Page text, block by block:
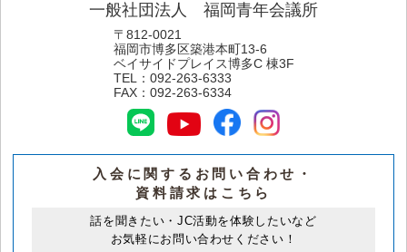
一般社団法人 福岡青年会議所
〒812-0021
福岡市博多区築港本町13-6
ベイサイドプレイス博多C 棟3F
TEL： 092-263-6333
FAX： 092-263-6334
入会に関するお問い合わせ・
資料請求はこちら
話を聞きたい・JC活動を体験したいなど
お気軽にお問い合わせください！